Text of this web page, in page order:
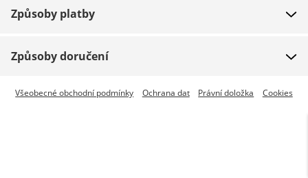
Platba
Navrácení zboží
Sledování zásilky
Práce
Blue World
Způsoby platby
Způsoby doručení
Expresní doručení je dostupné
Všeobecné obchodní podmínky Ochrana dat Právní doložka Cookies